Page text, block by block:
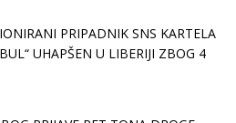
PRIPADNIK SNS KARTELA
UHAPŠEN U LIBERIJI ZBOG 4